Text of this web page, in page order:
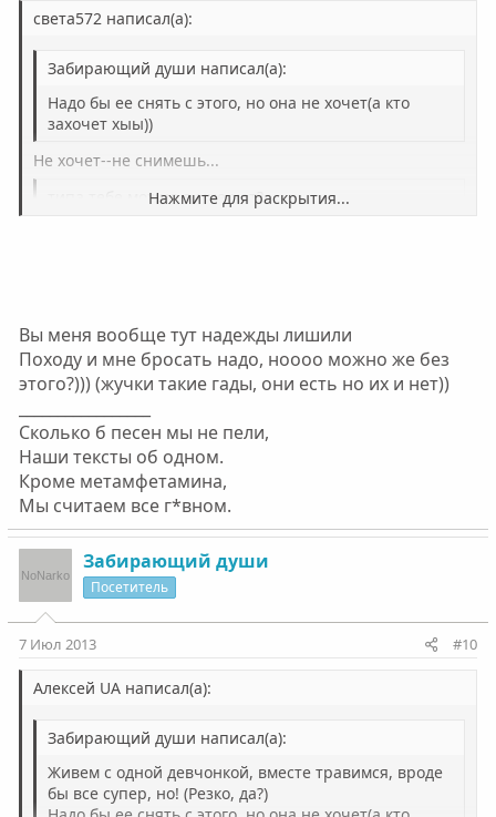
света572 написал(а):
Забирающий души написал(а):
Надо бы ее снять с этого, но она не хочет(а кто
захочет хыы))
Не хочет--не снимешь...
типа тебе можно а мне нет?
Нажмите для раскрытия...
так же вместе?
Нажмите для раскрытия...
Шансы призрачные...Будете ждать своего
дна...Потеряете окончательно здоровье...На этом пути
много "интересного" будет...
(бойтесь жуков люди!!))
Нажмите для раскрытия...
Вот-вот..Галлюцинации тоже будут(((
Нажмите для раскрытия...
Вы меня вообще тут надежды лишили
Походу и мне бросать надо, ноооо можно же без
этого?))) (жучки такие гады, они есть но их и нет))
Сколько б песен мы не пели,
Наши тексты об одном.
Кроме метамфетамина,
Мы считаем все г*вном.
Забирающий души
Посетитель
7 Июл 2013 #10
Алексей UA написал(а):
Забирающий души написал(а):
Живем с одной девчонкой, вместе травимся, вроде
бы все супер, но! (Резко, да?)